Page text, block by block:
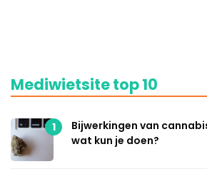
Mediwietsite top 10
1
Bijwerkingen van
wat kun je doen?